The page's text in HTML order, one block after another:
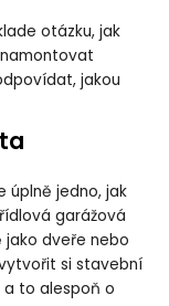
otázku, jak
jakou
úplně jedno, jak
garážová
dveře nebo
si stavební
to alespoň o